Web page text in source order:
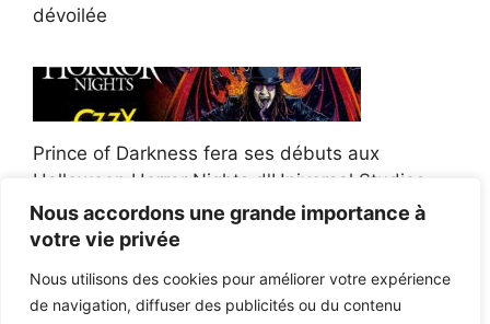
Nous accordons une grande importance à
votre vie privée
Nous utilisons des cookies pour améliorer votre expérience
de navigation, diffuser des publicités ou du contenu
dévoilée
Prince of Darkness fera ses débuts aux
Halloween Horror Nights d'Universal Studios
Afroman poursuit un policier de l'Ohio après la